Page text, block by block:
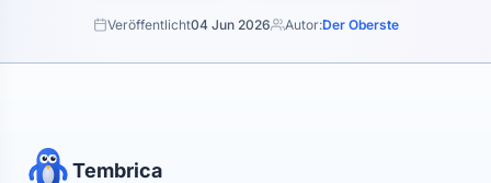
Veröffentlicht04 Jun 2026 Autor:Der Oberste
Tembrica